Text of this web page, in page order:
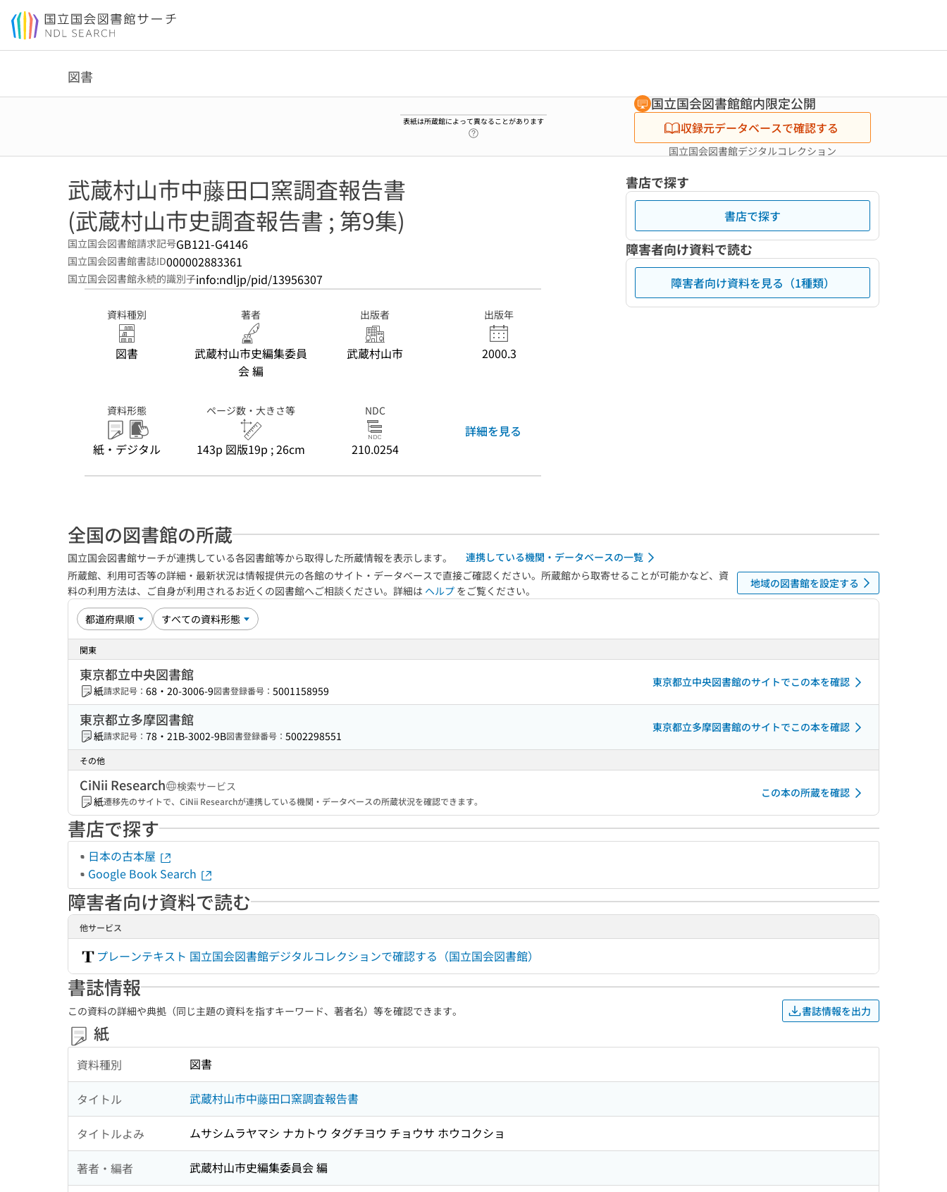
本文へ移動
図書
表紙は所蔵館によって異なることがあります
国立国会図書館館内限定公開
収録元データベースで確認する
国立国会図書館デジタルコレクション
武蔵村山市中藤田口窯調査報告書
(武蔵村山市史調査報告書 ; 第9集)
国立国会図書館請求記号GB121-G4146
国立国会図書館書誌ID000002883361
国立国会図書館永続的識別子info:ndljp/pid/13956307
資料種別
図書
著者
武蔵村山市史編集委員
会 編
出版者
武蔵村山市
出版年
2000.3
資料形態
紙・デジタル
ページ数・大きさ等
143p 図版19p ; 26cm
NDC
210.0254
詳細を見る
書店で探す
書店で探す
障害者向け資料で読む
障害者向け資料を見る（1種類）
全国の図書館の所蔵
国立国会図書館サーチが連携している各図書館等から取得した所蔵情報を表示します。
連携している機関・データベースの一覧
所蔵館、利用可否等の詳細・最新状況は情報提供元の各館のサイト・データベースで直接ご確認ください。所蔵館から取寄せることが可能かなど、資
料の利用方法は、ご自身が利用されるお近くの図書館へご相談ください。詳細は ヘルプ をご覧ください。
地域の図書館を設定する
関東
東京都立中央図書館
紙請求記号： 68・20-3006-9図書登録番号： 5001158959
東京都立中央図書館のサイトでこの本を確認
東京都立多摩図書館
紙請求記号： 78・21B-3002-9B図書登録番号： 5002298551
東京都立多摩図書館のサイトでこの本を確認
その他
CiNii Research
検索サービス
紙遷移先のサイトで、CiNii Researchが連携している機関・データベースの所蔵状況を確認できます。
この本の所蔵を確認
書店で探す
日本の古本屋
Google Book Search
障害者向け資料で読む
他サービス
プレーンテキスト 国立国会図書館デジタルコレクションで確認する（国立国会図書館）
書誌情報
この資料の詳細や典拠（同じ主題の資料を指すキーワード、著者名）等を確認できます。 書誌情報を出力
紙
資料種別 図書
タイトル 武蔵村山市中藤田口窯調査報告書
タイトルよみ ムサシムラヤマシ ナカトウ タグチヨウ チョウサ ホウコクショ
著者・編者 武蔵村山市史編集委員会 編